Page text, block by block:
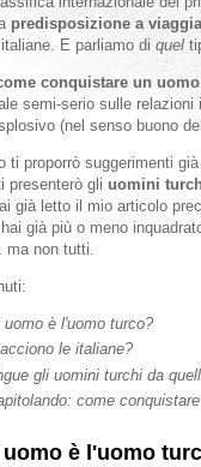
predisposizione a
E parliamo di quel
conquistare un
semi-serio sulle
(nel senso buono
ti proporrò suggerimenti
presenterò gli uomini
già letto il mio articolo
già più o meno
ma non tutti.
è l'uomo turco?
le italiane?
gli uomini turchi da
come
è l'uomo